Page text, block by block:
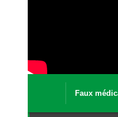
Faux
Le trafic